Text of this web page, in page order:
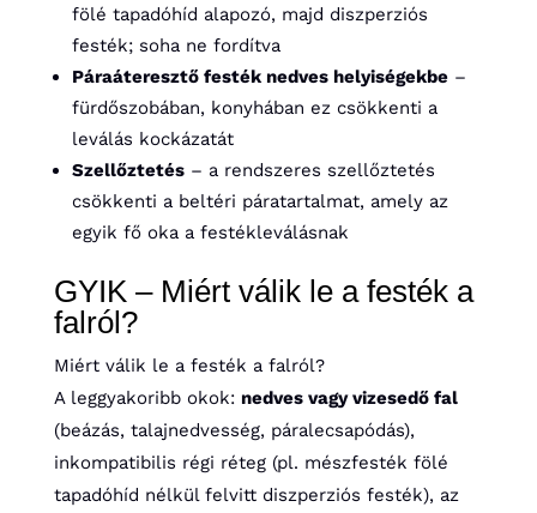
fölé tapadóhíd alapozó, majd diszperziós
festék; soha ne fordítva
Páraáteresztő festék nedves helyiségekbe–
fürdőszobában, konyhában ez csökkenti a
leválás kockázatát
Szellőztetés– a rendszeres szellőztetés
csökkenti a beltéri páratartalmat, amely az
egyik fő oka a festékleválásnak
GYIK – Miért válik le a festék a
falról?
Miért válik le a festék a falról?
A leggyakoribb okok: nedves vagy vizesedő fal
(beázás, talajnedvesség, páralecsapódás),
inkompatibilis régi réteg (pl. mészfesték fölé
tapadóhíd nélkül felvitt diszperziós festék), az